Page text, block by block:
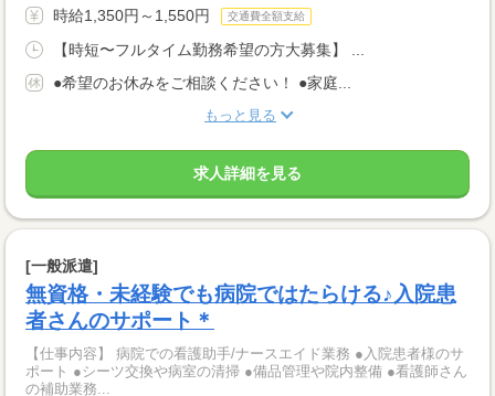
時給1,350円～1,550円 交通費全額支給
【時短〜フルタイム勤務希望の方大募集】 ...
●希望のお休みをご相談ください！ ●家庭...
もっと見る
求人詳細を見る
[一般派遣]
無資格・未経験でも病院ではたらける♪入院患
者さんのサポート＊
【仕事内容】 病院での看護助手/ナースエイド業務 ●入院患者様のサ
ポート ●シーツ交換や病室の清掃 ●備品管理や院内整備 ●看護師さん
の補助業務...